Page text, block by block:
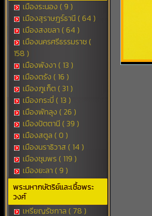
เมืองระนอง ( 9 )
เมืองสุราษฎร์ธานี ( 64 )
เมืองสงขลา ( 64 )
เมืองนครศรีธรรมราช (
158 )
เมืองพังงา ( 13 )
เมืองตรัง ( 16 )
เมืองภูเก็ต ( 31 )
เมืองกระบี่ ( 13 )
เมืองพัทลุง ( 26 )
เมืองปัตตานี ( 39 )
เมืองสตูล ( 0 )
เมืองนราธิวาส ( 14 )
เมืองชุมพร ( 119 )
เมืองยะลา ( 9 )
พระมหากษัตริย์และเชื้อพระ
วงศ์
เหรียญรัชกาล ( 78 )